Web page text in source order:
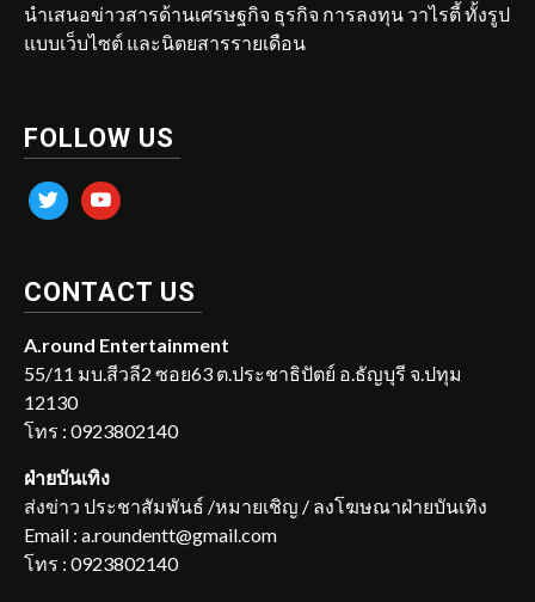
นำเสนอข่าวสารด้านเศรษฐกิจ ธุรกิจ การลงทุน วาไรตี้ ทั้งรูป
แบบเว็บไซต์ และนิตยสารรายเดือน
FOLLOW US
twitter youtube
CONTACT US
A.round Entertainment
55/11 มบ.สีวลี2 ซอย63 ต.ประชาธิปัตย์ อ.ธัญบุรี จ.ปทุม
12130
โทร : 0923802140
ฝ่ายบันเทิง
ส่งข่าว ประชาสัมพันธ์ /หมายเชิญ / ลงโฆษณาฝ่ายบันเทิง
Email : a.roundentt@gmail.com
โทร : 0923802140